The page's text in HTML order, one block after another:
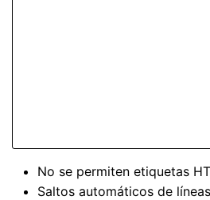
No se permiten etiquetas
Saltos automáticos de